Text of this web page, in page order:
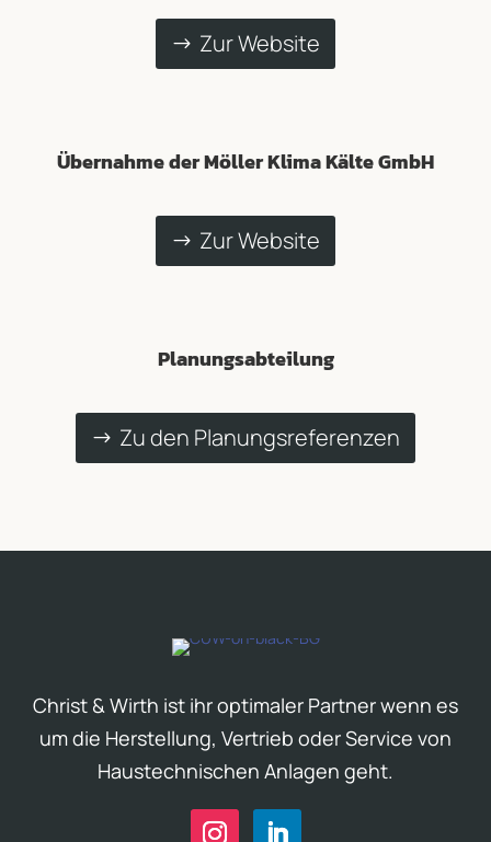
Zur Website
Übernahme der Möller Klima Kälte GmbH
Zur Website
Planungsabteilung
Zu den Planungsreferenzen
Christ & Wirth ist ihr optimaler Partner wenn es
um die Herstellung, Vertrieb oder Service von
Haustechnischen Anlagen geht.